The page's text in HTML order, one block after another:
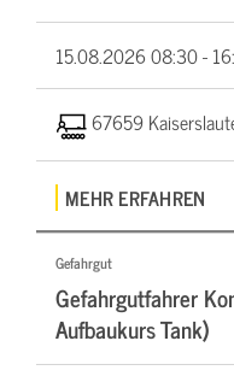
15.08.202608:30 -
67659
MEHR ERFAHREN
Gefahrgut
Gefahrgutfahrer
Aufbaukurs Tank)